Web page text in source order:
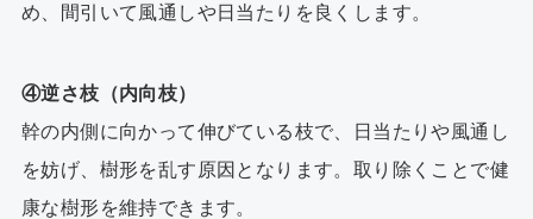
め、間引いて風通しや日当たりを良くします。
④逆さ枝（内向枝）
幹の内側に向かって伸びている枝で、日当たりや風通し
を妨げ、樹形を乱す原因となります。取り除くことで健
康な樹形を維持できます。